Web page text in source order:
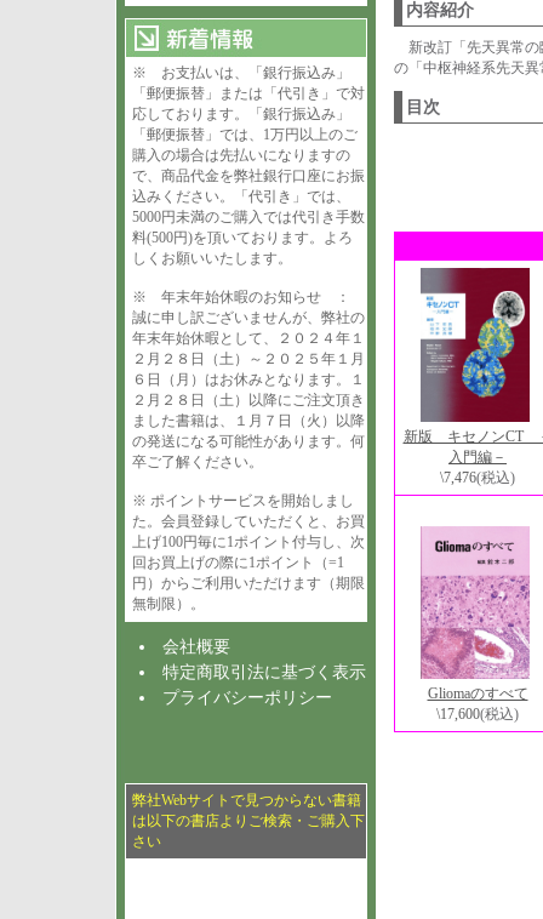
※ お支払いは、「銀行振込み」
「郵便振替」または「代引き」で対
応しております。「銀行振込み」
「郵便振替」では、1万円以上のご
購入の場合は先払いになりますの
で、商品代金を弊社銀行口座にお振
込みください。「代引き」では、
5000円未満のご購入では代引き手数
料(500円)を頂いております。よろ
しくお願いいたします。
※ 年末年始休暇のお知らせ ：
誠に申し訳ございませんが、弊社の
年末年始休暇として、２０２４年１
２月２８日（土）～２０２５年１月
６日（月）はお休みとなります。１
２月２８日（土）以降にご注文頂き
ました書籍は、１月７日（火）以降
の発送になる可能性があります。何
卒ご了解ください。
※ ポイントサービスを開始しまし
た。会員登録していただくと、お買
上げ100円毎に1ポイント付与し、次
回お買上げの際に1ポイント（=1
円）からご利用いただけます（期限
無制限）。
会社概要
特定商取引法に基づく表示
プライバシーポリシー
弊社Webサイトで見つからない書籍
は以下の書店よりご検索・ご購入下
さい
内容紹介
新改訂「先天異常
の「中枢神経系先天
目次
新版 キセノンCT
入門編－
\7,476(税込)
Gliomaのすべて
\17,600(税込)